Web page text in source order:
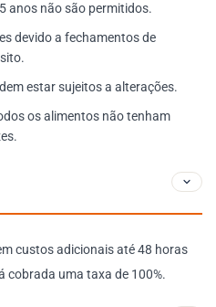
anos não são permitidos.
devido a fechamentos de
estar sujeitos a alterações.
os alimentos não tenham
custos adicionais até 48 horas
cobrada uma taxa de 100%.